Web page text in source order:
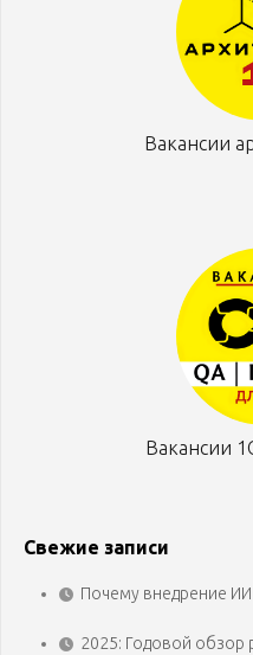
Вакансии
Вакансии
Свежие записи
Почему внедрение ИИ
2025: Годовой обзор